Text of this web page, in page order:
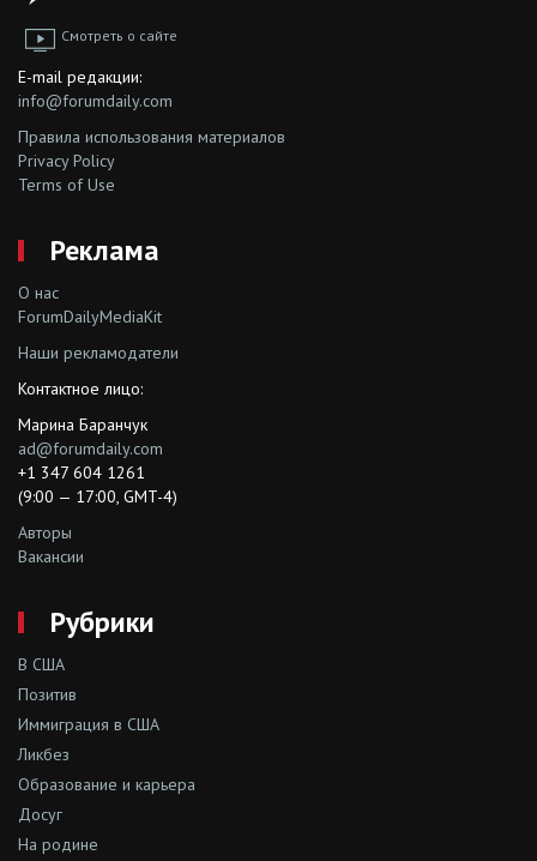
Смотреть о сайте
E-mail редакции:
info@forumdaily.com
Правила использования материалов
Privacy Policy
Terms of Use
Реклама
О нас
ForumDailyMediaKit
Наши рекламодатели
Контактное лицо:
Марина Баранчук
ad@forumdaily.com
+1 347 604 1261
(9:00 — 17:00, GMT-4)
Авторы
Вакансии
Рубрики
В США
Позитив
Иммиграция в США
Ликбез
Образование и карьера
Досуг
На родине